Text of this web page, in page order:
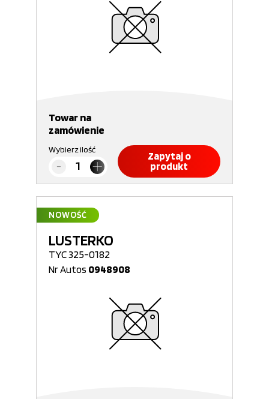
Towar na
zamówienie
Wybierz ilość
Zapytaj o
produkt
NOWOŚĆ
LUSTERKO
TYC 325-0182
Nr Autos 0948908